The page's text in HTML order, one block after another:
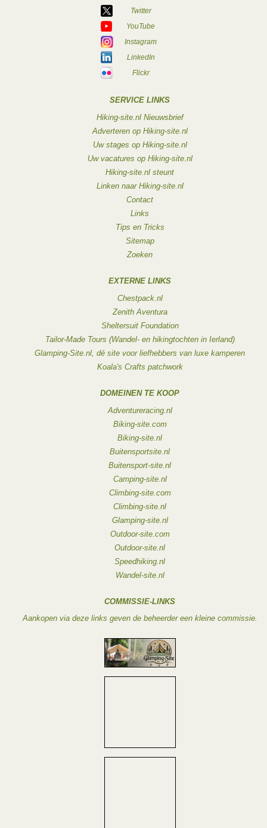
Twitter
YouTube
Instagram
LinkedIn
Flickr
SERVICE LINKS
Hiking-site.nl Nieuwsbrief
Adverteren op Hiking-site.nl
Uw stages op Hiking-site.nl
Uw vacatures op Hiking-site.nl
Hiking-site.nl steunt
Linken naar Hiking-site.nl
Contact
Links
Tips en Tricks
Sitemap
Zoeken
EXTERNE LINKS
Chestpack.nl
Zenith Aventura
Sheltersuit Foundation
Tailor-Made Tours (Wandel- en hikingtochten in Ierland)
Glamping-Site.nl, dé site voor liefhebbers van luxe kamperen
Koala's Crafts patchwork
DOMEINEN TE KOOP
Adventureracing.nl
Biking-site.com
Biking-site.nl
Buitensportsite.nl
Buitensport-site.nl
Camping-site.nl
Climbing-site.com
Climbing-site.nl
Glamping-site.nl
Outdoor-site.com
Outdoor-site.nl
Speedhiking.nl
Wandel-site.nl
COMMISSIE-LINKS
Aankopen via deze links geven de beheerder een kleine commissie.